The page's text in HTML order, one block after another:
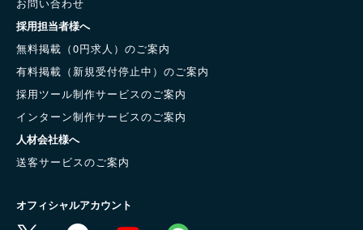
採用担当者様へ
無料掲載（0円求人）のご案内
有料掲載（新規受付停止中）のご案内
採用ツール制作サービスのご案内
インターン制作サービスのご案内
人材会社様へ
送客サービスのご案内
オフィシャルアカウント